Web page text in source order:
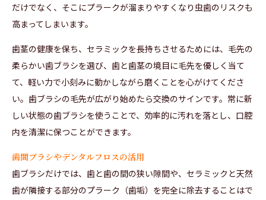
だけでなく、そこにプラークが溜まりやすくなり虫歯のリスクも
高まってしまいます。
歯茎の健康を保ち、セラミックを長持ちさせるためには、毛先の
柔らかい歯ブラシを選び、歯と歯茎の境目に毛先を優しく当て
て、軽い力で小刻みに動かしながら磨くことを心がけてくださ
い。歯ブラシの毛先が広がり始めたら交換のサインです。常に新
しい状態の歯ブラシを使うことで、効率的に汚れを落とし、口腔
内を清潔に保つことができます。
歯間ブラシやデンタルフロスの活用
歯ブラシだけでは、歯と歯の間の狭い隙間や、セラミックと天然
歯が隣接する部分のプラーク（歯垢）を完全に除去することはで